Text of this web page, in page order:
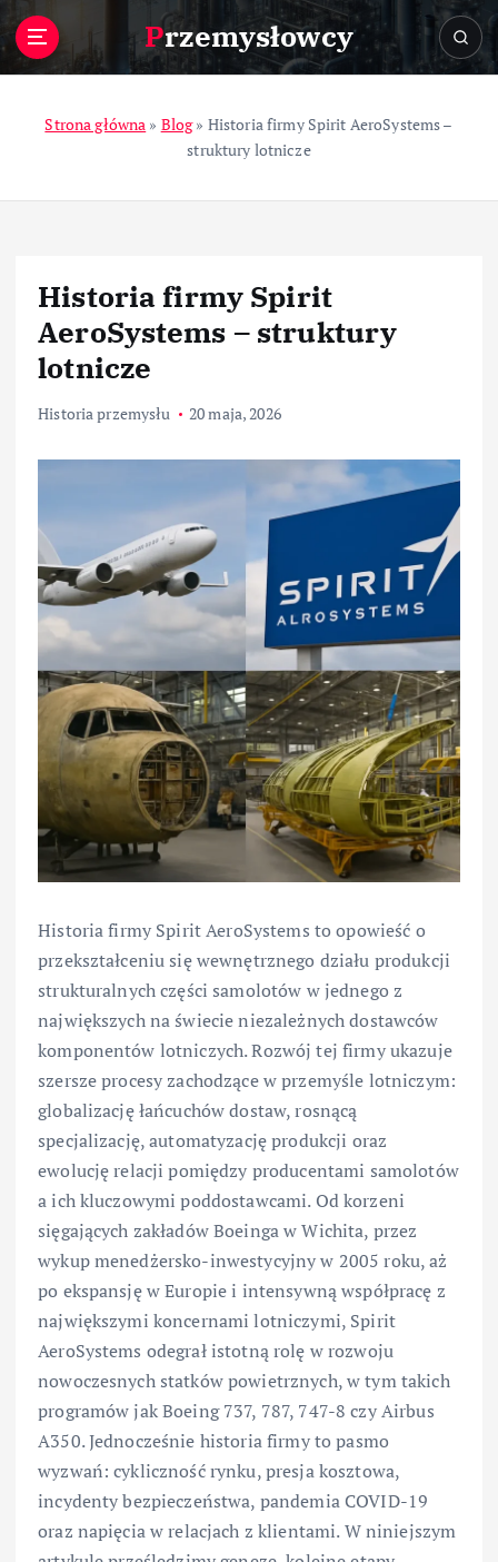
Przemysłowcy
Strona główna » Blog» Historia firmy Spirit AeroSystems –
struktury lotnicze
Historia firmy Spirit
AeroSystems – struktury
lotnicze
Historia przemysłu 20 maja, 2026
Historia firmy Spirit AeroSystems to opowieść o
przekształceniu się wewnętrznego działu produkcji
strukturalnych części samolotów w jednego z
największych na świecie niezależnych dostawców
komponentów lotniczych. Rozwój tej firmy ukazuje
szersze procesy zachodzące w przemyśle lotniczym:
globalizację łańcuchów dostaw, rosnącą
specjalizację, automatyzację produkcji oraz
ewolucję relacji pomiędzy producentami samolotów
a ich kluczowymi poddostawcami. Od korzeni
sięgających zakładów Boeinga w Wichita, przez
wykup menedżersko-inwestycyjny w 2005 roku, aż
po ekspansję w Europie i intensywną współpracę z
największymi koncernami lotniczymi, Spirit
AeroSystems odegrał istotną rolę w rozwoju
nowoczesnych statków powietrznych, w tym takich
programów jak Boeing 737, 787, 747-8 czy Airbus
A350. Jednocześnie historia firmy to pasmo
wyzwań: cykliczność rynku, presja kosztowa,
incydenty bezpieczeństwa, pandemia COVID-19
oraz napięcia w relacjach z klientami. W niniejszym